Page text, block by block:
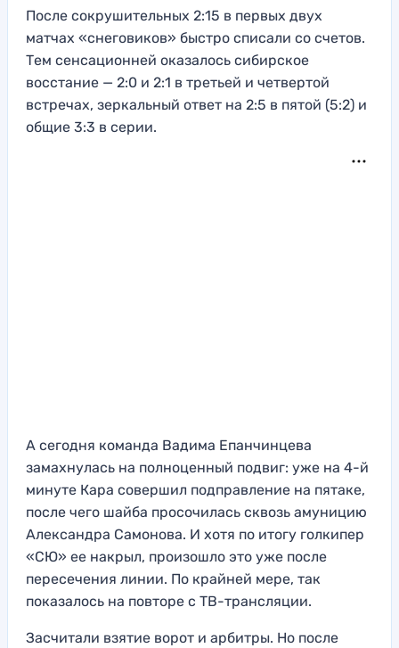
После сокрушительных 2:15 в первых двух
матчах «снеговиков» быстро списали со счетов.
Тем сенсационней оказалось сибирское
восстание — 2:0 и 2:1 в третьей и четвертой
встречах, зеркальный ответ на 2:5 в пятой (5:2) и
общие 3:3 в серии.
А сегодня команда Вадима Епанчинцева
замахнулась на полноценный подвиг: уже на 4-й
минуте Кара совершил подправление на пятаке,
после чего шайба просочилась сквозь амуницию
Александра Самонова. И хотя по итогу голкипер
«СЮ» ее накрыл, произошло это уже после
пересечения линии. По крайней мере, так
показалось на повторе с ТВ-трансляции.
Засчитали взятие ворот и арбитры. Но после